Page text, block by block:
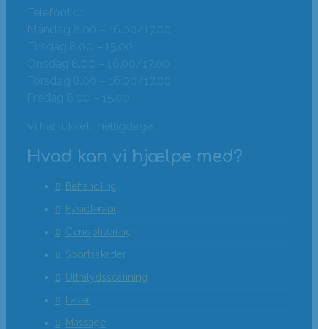
Telefontid:
Mandag 8.00 – 16.00/17.00
Tirsdag 8.00 – 15.00
Onsdag 8.00 – 16.00/17.00
Torsdag 8.00 – 16.00/17.00
Fredag 8.00 – 15.00
Vi har lukket i helligdage.
Hvad kan vi hjælpe med?
Behandling
Fysioterapi
Genoptræning
Sportsskader
Ultralydsscanning
Laser
Massage